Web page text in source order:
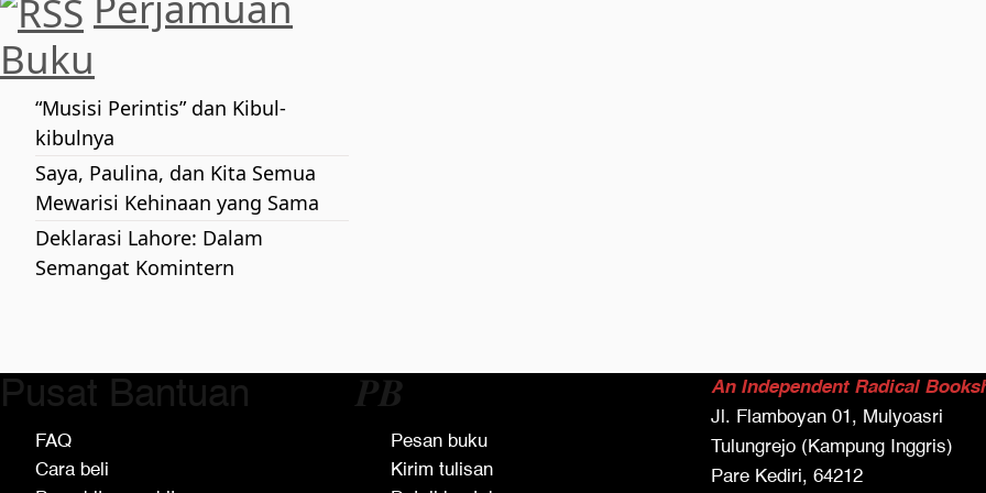
Buku
“Musisi Perintis” dan Kibul-
kibulnya
Saya, Paulina, dan Kita Semua
Mewarisi Kehinaan yang Sama
Deklarasi Lahore: Dalam
Semangat Komintern
Pusat Bantuan
FAQ
Cara beli
𝑷𝑩
Pesan buku
Kirim tulisan
An Independent Radical
Jl. Flamboyan 01, Mulyoasri
Tulungrejo (Kampung Inggris)
Pare Kediri, 64212